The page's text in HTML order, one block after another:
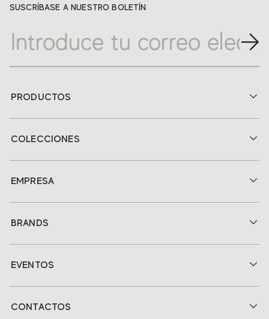
SUSCRÍBASE A NUESTRO BOLETÍN
PRODUCTOS
COLECCIONES
EMPRESA
BRANDS
EVENTOS
CONTACTOS